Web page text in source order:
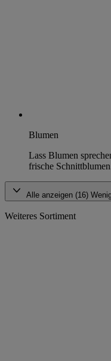
Blumen
Lass Blumen
frische
Alle anzeigen (16)
Weiteres Sortiment